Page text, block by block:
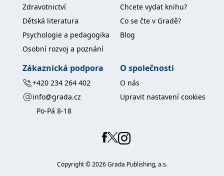
Zdravotnictví
Dětská literatura
Psychologie a pedagogika
Osobní rozvoj a poznání
Chcete vydat knihu?
Co se čte v Gradě?
Blog
Zákaznická podpora
+420 234 264 402
info@grada.cz
Po-Pá 8-18
O společnosti
O nás
Upravit nastavení cookies
Copyright ©2026Grada Publishing, a.s.